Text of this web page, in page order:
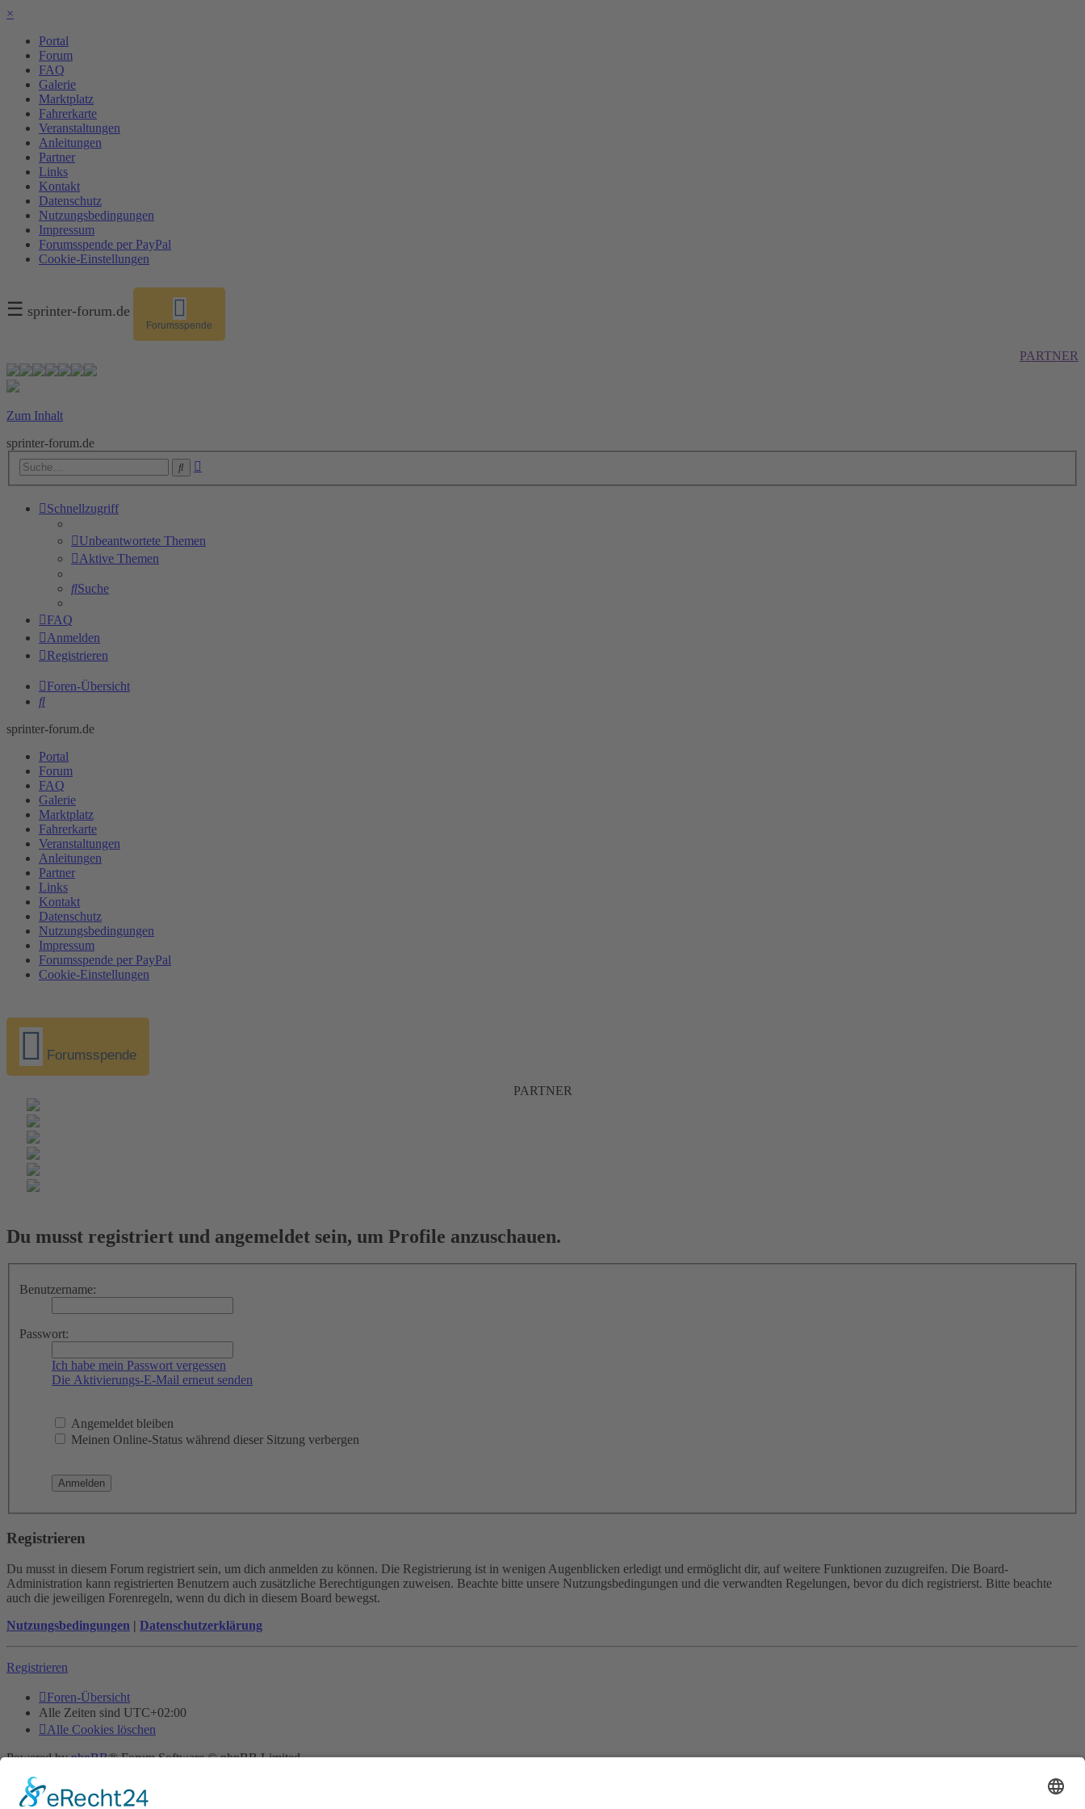
×
Portal
Forum
FAQ
Galerie
Marktplatz
Fahrerkarte
Veranstaltungen
Anleitungen
Partner
Links
Kontakt
Datenschutz
Nutzungsbedingungen
Impressum
Forumsspende per PayPal
Cookie-Einstellungen
☰ sprinter-forum.de
Forumsspende
PARTNER
Zum Inhalt
sprinter-forum.de
Suche
Schnellzugriff
Unbeantwortete Themen
Aktive Themen
Suche
FAQ
Anmelden
Registrieren
Foren-Übersicht
Suche
sprinter-forum.de
Portal
Forum
FAQ
Galerie
Marktplatz
Fahrerkarte
Veranstaltungen
Anleitungen
Partner
Links
Kontakt
Datenschutz
Nutzungsbedingungen
Impressum
Forumsspende per PayPal
Cookie-Einstellungen
Forumsspende
PARTNER
Du musst registriert und angemeldet sein, um Profile anzuschauen.
Benutzername:
Passwort:
Ich habe mein Passwort vergessen
Die Aktivierungs-E-Mail erneut senden
Angemeldet bleiben
Meinen Online-Status während dieser Sitzung verbergen
Registrieren
Du musst in diesem Forum registriert sein, um dich anmelden zu können. Die Registrierung ist in wenigen Augenblicken erledigt und ermöglicht dir, auf weitere Funktionen zuzugreifen. Die Board-
Administration kann registrierten Benutzern auch zusätzliche Berechtigungen zuweisen. Beachte bitte unsere Nutzungsbedingungen und die verwandten Regelungen, bevor du dich registrierst. Bitte beachte
auch die jeweiligen Forenregeln, wenn du dich in diesem Board bewegst.
Nutzungsbedingungen | Datenschutzerklärung
Registrieren
Foren-Übersicht
Alle Zeiten sind UTC+02:00
Alle Cookies löschen
Powered byphpBB® Forum Software © phpBB Limited
Deutsche Übersetzung durch